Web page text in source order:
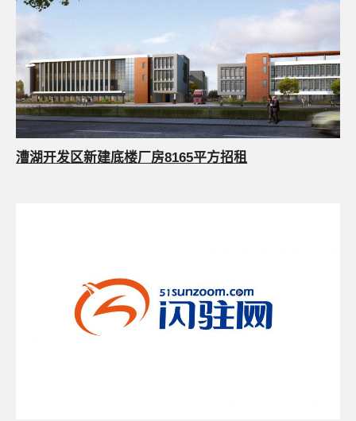
漕湖开发区新建底楼厂房8165平方招租